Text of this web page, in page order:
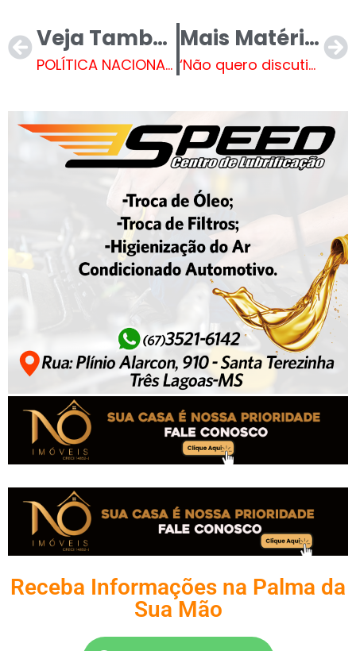
Veja Também
POLÍTICA NACIONAL ALDIR BLANC – Três Lagoas iniciou cadastro de artistas e espaços culturais para mapeamento do setor
Mais Matérias
‘Não quero discutir 2026’, diz Lula sobre candidatura ao pleito
Receba Informações na Palma da
Sua Mão